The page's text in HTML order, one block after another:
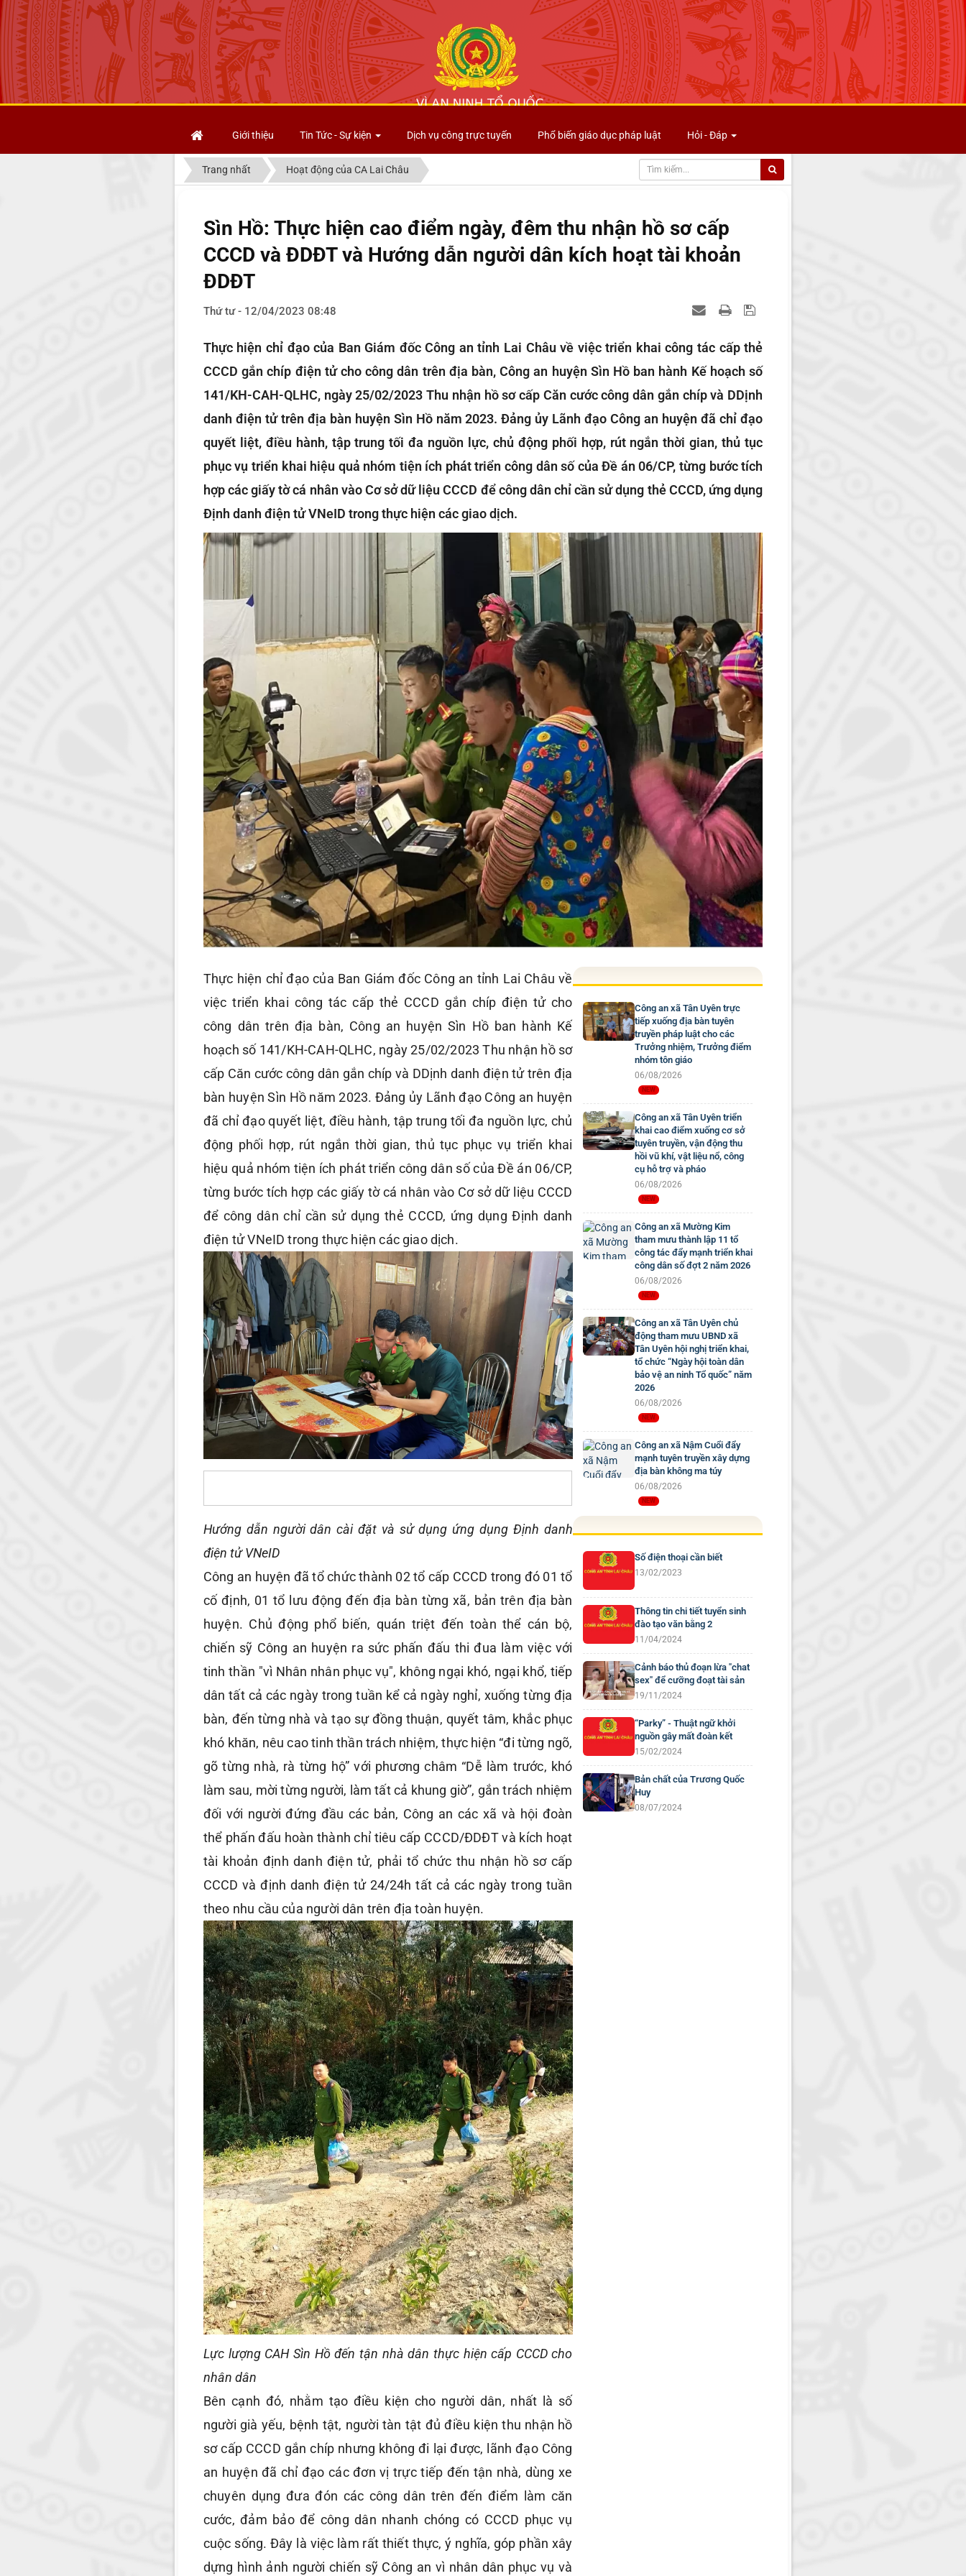
Giới thiệu
Tin Tức - Sự kiện Dịch vụ công trực tuyến Phổ biến giáo dục pháp luật Hỏi - Đáp
Trang nhất Hoạt động của CA Lai Châu
Sìn Hồ: Thực hiện cao điểm ngày, đêm thu nhận hồ sơ cấp
CCCD và ĐDĐT và Hướng dẫn người dân kích hoạt tài khoản
ĐDĐT
Thứ tư - 12/04/2023 08:48
Thực hiện chỉ đạo của Ban Giám đốc Công an tỉnh Lai Châu về việc triển khai công tác cấp thẻ
CCCD gắn chíp điện tử cho công dân trên địa bàn, Công an huyện Sìn Hồ ban hành Kế hoạch số
141/KH-CAH-QLHC, ngày 25/02/2023 Thu nhận hồ sơ cấp Căn cước công dân gắn chíp và DDịnh
danh điện tử trên địa bàn huyện Sìn Hồ năm 2023. Đảng ủy Lãnh đạo Công an huyện đã chỉ đạo
quyết liệt, điều hành, tập trung tối đa nguồn lực, chủ động phối hợp, rút ngắn thời gian, thủ tục
phục vụ triển khai hiệu quả nhóm tiện ích phát triển công dân số của Đề án 06/CP, từng bước tích
hợp các giấy tờ cá nhân vào Cơ sở dữ liệu CCCD để công dân chỉ cần sử dụng thẻ CCCD, ứng dụng
Định danh điện tử VNeID trong thực hiện các giao dịch.
Thực hiện chỉ đạo của Ban Giám đốc Công an tỉnh Lai Châu về
việc triển khai công tác cấp thẻ CCCD gắn chíp điện tử cho
công dân trên địa bàn, Công an huyện Sìn Hồ ban hành Kế
hoạch số 141/KH-CAH-QLHC, ngày 25/02/2023 Thu nhận hồ sơ
cấp Căn cước công dân gắn chíp và DDịnh danh điện tử trên địa
bàn huyện Sìn Hồ năm 2023. Đảng ủy Lãnh đạo Công an huyện
đã chỉ đạo quyết liệt, điều hành, tập trung tối đa nguồn lực, chủ
động phối hợp, rút ngắn thời gian, thủ tục phục vụ triển khai
hiệu quả nhóm tiện ích phát triển công dân số của Đề án 06/CP,
từng bước tích hợp các giấy tờ cá nhân vào Cơ sở dữ liệu CCCD
để công dân chỉ cần sử dụng thẻ CCCD, ứng dụng Định danh
điện tử VNeID trong thực hiện các giao dịch.
Hướng dẫn người dân cài đặt và sử dụng ứng dụng Định danh
điện tử VNeID
Công an huyện đã tổ chức thành 02 tổ cấp CCCD trong đó 01 tổ
cố định, 01 tổ lưu động đến địa bàn từng xã, bản trên địa bàn
huyện. Chủ động phổ biến, quán triệt đến toàn thể cán bộ,
chiến sỹ Công an huyện ra sức phấn đấu thi đua làm việc với
tinh thần "vì Nhân nhân phục vụ", không ngại khó, ngại khổ, tiếp
dân tất cả các ngày trong tuần kể cả ngày nghỉ, xuống từng địa
bàn, đến từng nhà và tạo sự đồng thuận, quyết tâm, khắc phục
khó khăn, nêu cao tinh thần trách nhiệm, thực hiện “đi từng ngõ,
gõ từng nhà, rà từng hộ” với phương châm “Dễ làm trước, khó
làm sau, mời từng người, làm tất cả khung giờ”, gắn trách nhiệm
đối với người đứng đầu các bản, Công an các xã và hội đoàn
thể phấn đấu hoàn thành chỉ tiêu cấp CCCD/ĐDĐT và kích hoạt
tài khoản định danh điện tử, phải tổ chức thu nhận hồ sơ cấp
CCCD và định danh điện tử 24/24h tất cả các ngày trong tuần
theo nhu cầu của người dân trên địa toàn huyện.
Lực lượng CAH Sìn Hồ đến tận nhà dân thực hiện cấp CCCD cho
nhân dân
Bên cạnh đó, nhằm tạo điều kiện cho người dân, nhất là số
người già yếu, bệnh tật, người tàn tật đủ điều kiện thu nhận hồ
sơ cấp CCCD gắn chíp nhưng không đi lại được, lãnh đạo Công
an huyện đã chỉ đạo các đơn vị trực tiếp đến tận nhà, dùng xe
chuyên dụng đưa đón các công dân trên đến điểm làm căn
cước, đảm bảo để công dân nhanh chóng có CCCD phục vụ
cuộc sống. Đây là việc làm rất thiết thực, ý nghĩa, góp phần xây
dựng hình ảnh người chiến sỹ Công an vì nhân dân phục vụ và
Công an xã Tân Uyên trực
tiếp xuống địa bàn tuyên
truyền pháp luật cho các
Trưởng nhiệm, Trưởng điểm
nhóm tôn giáo
06/08/2026
Công an xã Tân Uyên triển
khai cao điểm xuống cơ sở
tuyên truyền, vận động thu
hồi vũ khí, vật liệu nổ, công
cụ hỗ trợ và pháo
06/08/2026
Công an xã Mường Kim
tham mưu thành lập 11 tổ
công tác đẩy mạnh triển khai
công dân số đợt 2 năm 2026
06/08/2026
Công an xã Tân Uyên chủ
động tham mưu UBND xã
Tân Uyên hội nghị triển khai,
tổ chức “Ngày hội toàn dân
bảo vệ an ninh Tổ quốc” năm
2026
06/08/2026
Công an xã Nậm Cuổi đẩy
mạnh tuyên truyền xây dựng
địa bàn không ma túy
06/08/2026
Số điện thoại cần biết
13/02/2023
Thông tin chi tiết tuyển sinh
đào tạo văn bằng 2
11/04/2024
Cảnh báo thủ đoạn lừa "chat
sex" để cưỡng đoạt tài sản
19/11/2024
“Parky” - Thuật ngữ khởi
nguồn gây mất đoàn kết
15/02/2024
Bản chất của Trương Quốc
Huy
08/07/2024